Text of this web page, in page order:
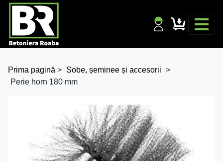
Prima pagină > Sobe, șeminee și accesorii >
Perie horn 180 mm